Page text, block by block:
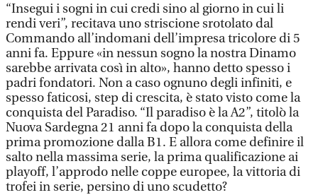
“Insegui i sogni in cui credi sino al giorno in cui li
rendi veri”, recitava uno striscione srotolato dal
Commando all’indomani dell’impresa tricolore di 5
anni fa. Eppure «in nessun sogno la nostra Dinamo
sarebbe arrivata così in alto», hanno detto spesso i
padri fondatori. Non a caso ognuno degli infiniti, e
spesso faticosi, step di crescita, è stato visto come la
conquista del Paradiso. “Il paradiso è la A2”, titolò la
Nuova Sardegna 21 anni fa dopo la conquista della
prima promozione dalla B1. E allora come definire il
salto nella massima serie, la prima qualificazione ai
playoff, l’approdo nelle coppe europee, la vittoria di
trofei in serie, persino di uno scudetto?